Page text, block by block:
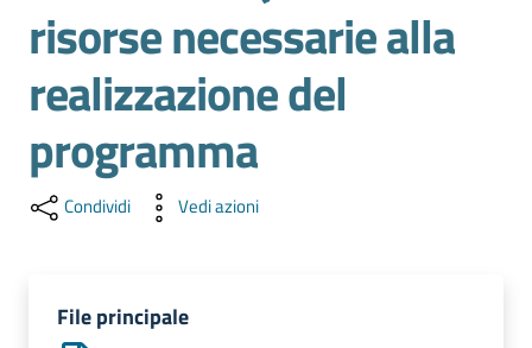
Promuovere
l'impresa
e
il
territorio
Tutelare
Consumatore
risorse necessarie alla
realizzazione del
programma
Condividi Vedi azioni
File principale